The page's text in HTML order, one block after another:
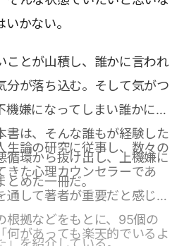
かない。
ことが山積し、誰かに言われ
分が落ち込む。そして気がつ
機嫌になってしまい誰かに当
は、そんな誰もが経験した
循環から抜け出し、上機嫌に
めた一冊だ。
生論の研究に従事し、数々の
きた心理カウンセラーであ
通して著者が重要だと感じた
根拠などをもとに、95個の
何があっても楽天的でいるよ